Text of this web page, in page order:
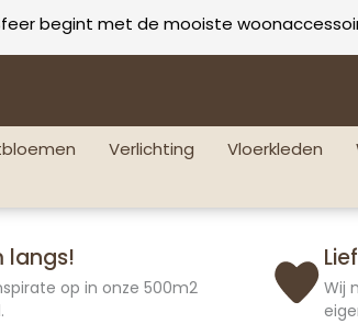
begint met de mooiste
Verlichting Vloerkleden
langs!
op in onze 500m2
Wij